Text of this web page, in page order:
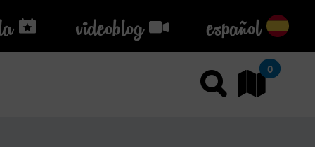
videoblog
videoblog español
Usar el
0